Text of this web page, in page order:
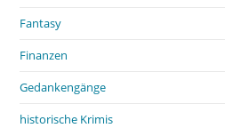
Fantasy
Finanzen
Gedankengänge
historische Krimis